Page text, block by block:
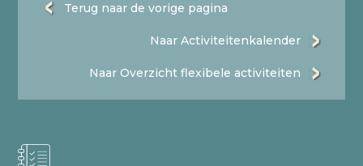
Terug naar de vorige pagina
Naar Activiteitenkalender
Naar Overzicht flexibele activiteiten